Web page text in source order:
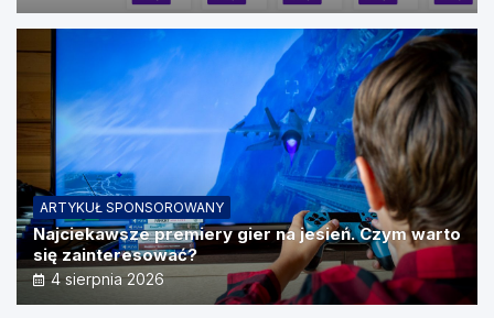
ARTYKUŁ SPONSOROWANY
Najciekawsze premiery gier na jesień. Czym warto
się zainteresować?
4 sierpnia 2026